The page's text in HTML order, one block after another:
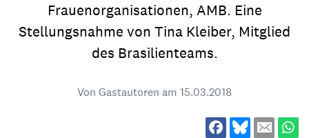
Frauenorganisationen, AMB. Eine
Stellungsnahme von Tina Kleiber, Mitglied
des Brasilienteams.
Von Gastautoren am 15.03.2018